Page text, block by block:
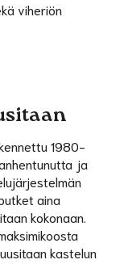
viheriön
1980-
ja
aina
kokonaan.
kastelun